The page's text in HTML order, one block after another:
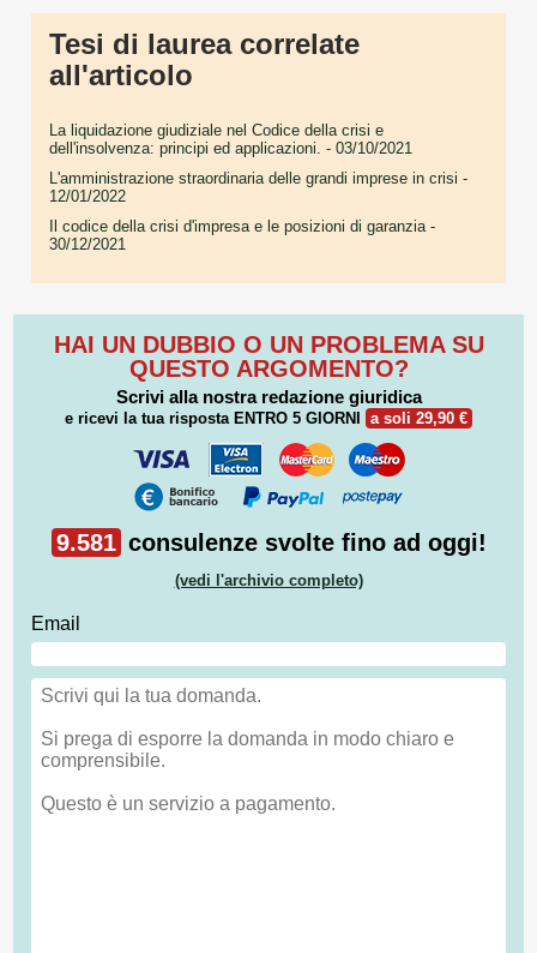
Tesi di laurea correlate
all'articolo
La liquidazione giudiziale nel Codice della crisi e
dell'insolvenza: principi ed applicazioni. - 03/10/2021
L'amministrazione straordinaria delle grandi imprese in crisi -
12/01/2022
Il codice della crisi d'impresa e le posizioni di garanzia -
30/12/2021
HAI UN DUBBIO O UN PROBLEMA SU
QUESTO ARGOMENTO?
Scrivi alla nostra redazione giuridica
e ricevi la tua risposta ENTRO 5 GIORNI a soli 29,90 €
9.581 consulenze svolte fino ad oggi!
(vedi l'archivio completo)
Email